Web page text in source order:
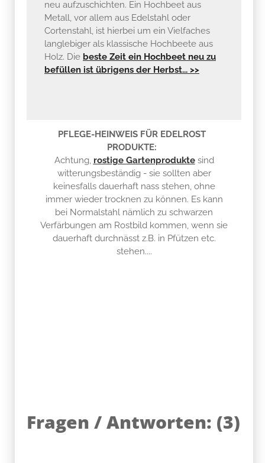
Cortenstahl, ist hierbei um ein Vielfaches
langlebiger als klassische Hochbeete aus
Holz. Diebeste Zeit ein Hochbeet neu zu
befüllen ist übrigens der Herbst... >>
Achtung,rostige Gartenproduktesind
witterungsbeständig - sie sollten aber
keinesfalls dauerhaft nass stehen, ohne
immer wieder trocknen zu können. Es kann
bei Normalstahl nämlich zu schwarzen
Verfärbungen am Rostbild kommen, wenn sie
dauerhaft durchnässt z.B. in Pfützen etc.
stehen....